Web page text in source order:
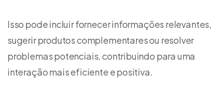
Isso pode incluir fornecer informações relevantes,
sugerir produtos complementares ou resolver
problemas potenciais, contribuindo para uma
interação mais eficiente e positiva.